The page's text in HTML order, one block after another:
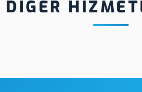
DİĞER